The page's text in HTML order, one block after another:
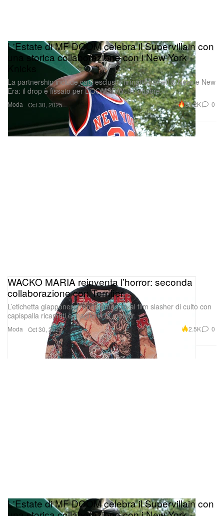
Moda
L'Estate di MF DOOM celebra il Supervillain con
una storica collaborazione con i New York
La partnership include capi esclusivi firmati Mitchell & Ness e New
Era: il drop è fissato per DOOMSDAY, 31 ottobre.
Oct 30, 2025 30.2K 0
Moda
WACKO MARIA reinventa l’horror: seconda
collaborazione con Terrifier
L’etichetta giapponese rende omaggio al film slasher di culto con
capispalla ricamati e maglieria in mohair.
Oct 30, 2025 2.5K 0
L'Estate di MF DOOM celebra il Supervillain con